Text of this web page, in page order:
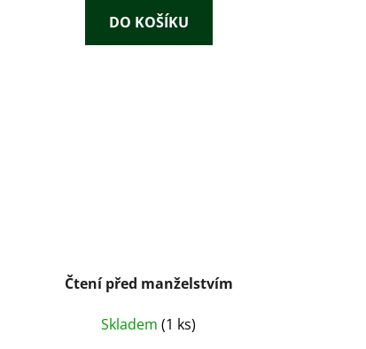
DO KOŠÍKU
Čtení před manželstvím
Skladem(1 ks)